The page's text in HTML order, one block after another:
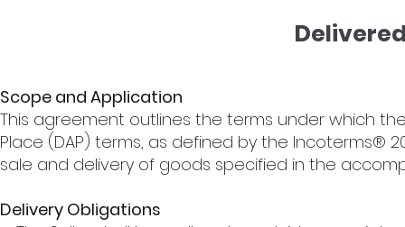
Scope and Application
This agreement outlines the terms under which
Place (DAP) terms, as defined by the Incoterms®
sale and delivery of goods specified in the
Delivery Obligations